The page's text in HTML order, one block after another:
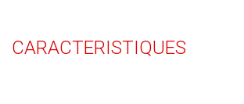
CARACTERISTIQUES